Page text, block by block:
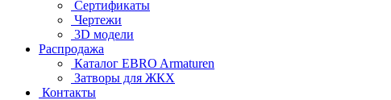
Сертификаты
Чертежи
3D модели
Распродажа
Каталог EBRO Armaturen
Затворы для ЖКХ
Контакты